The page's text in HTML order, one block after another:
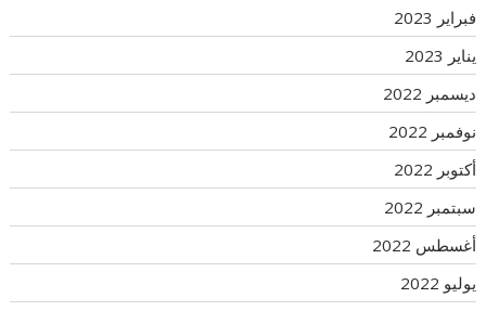
فبراير 2023
يناير 2023
ديسمبر 2022
نوفمبر 2022
أكتوبر 2022
سبتمبر 2022
أغسطس 2022
يوليو 2022